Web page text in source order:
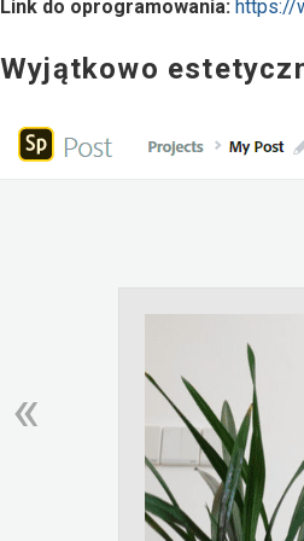
Link do oprogramowania: https://
Wyjątkowo